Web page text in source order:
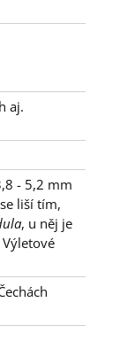
aj.
- 5,2 mm
se liší tím,
, u něj je